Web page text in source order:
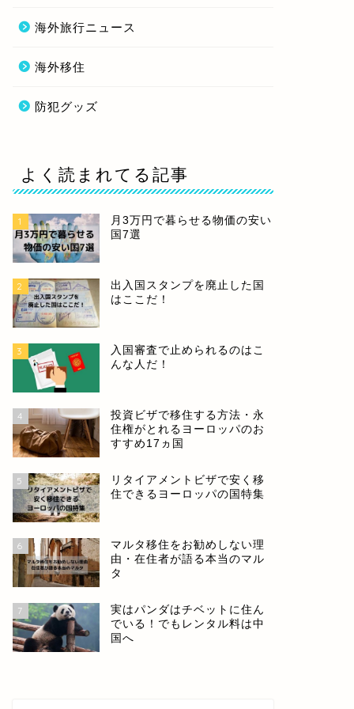
海外旅行ニュース
海外移住
防犯グッズ
よく読まれてる記事
1
月3万円で暮らせる物価の安い
国7選
2
出入国スタンプを廃止した国
はここだ！
3
入国審査で止められるのはこ
んな人だ！
4
投資ビザで移住する方法・永
住権がとれるヨーロッパのお
すすめ17ヵ国
5
リタイアメントビザで安く移
住できるヨーロッパの国特集
6
マルタ移住をお勧めしない理
由・在住者が語る本当のマル
タ
7
実はパンダはチベットに住ん
でいる！でもレンタル料は中
国へ